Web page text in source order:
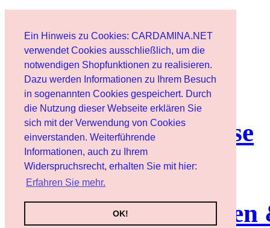
Ein Hinweis zu Cookies: CARDAMINA.NET
verwendet Cookies ausschließlich, um die
notwendigen Shopfunktionen zu realisieren.
Dazu werden Informationen zu Ihrem Besuch
in sogenannten Cookies gespeichert. Durch
die Nutzung dieser Webseite erklären Sie
sich mit der Verwendung von Cookies
einverstanden. Weiterführende
Informationen, auch zu Ihrem
Widerspruchsrecht, erhalten Sie mit hier:
Erfahren Sie mehr.
OK!
Benutzer
Newsletter
Nutzungshinweise
Service